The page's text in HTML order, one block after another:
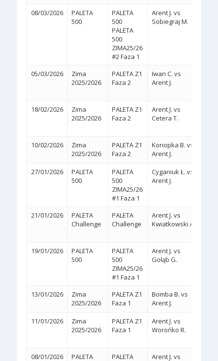
08/03/2026
PALETA
500
PALETA
500
PALETA
500
ZIMA25/26
#2 Faza 1
Arent J. vs
Sobiegraj M.
05/03/2026
Zima
2025/2026
PALETA Z1
Faza 2
Iwan C. vs
Arent J.
18/02/2026
Zima
2025/2026
PALETA Z1
Faza 2
Arent J. vs
Cetera T.
10/02/2026
Zima
2025/2026
PALETA Z1
Faza 2
Konopka B. vs
Arent J.
27/01/2026
PALETA
500
PALETA
500
ZIMA25/26
#1 Faza 1
Cyganiuk Ł. vs
Arent J.
21/01/2026
PALETA
Challenge
PALETA
Challenge
Arent J. vs
Kwiatkowski A.
19/01/2026
PALETA
500
PALETA
500
ZIMA25/26
#1 Faza 1
Arent J. vs
Gołąb G.
13/01/2026
Zima
2025/2026
PALETA Z1
Faza 1
Bomba B. vs
Arent J.
11/01/2026
Zima
2025/2026
PALETA Z1
Faza 1
Arent J. vs
Worońko R.
08/01/2026 PALETA PALETA Arent J. vs